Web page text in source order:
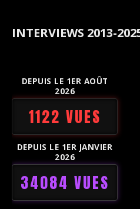
INTERVIEWS 2013-
DEPUIS LE 1ER AOÛT
2026
1122 VUES
DEPUIS LE 1ER JANVIER
2026
34084 VUES